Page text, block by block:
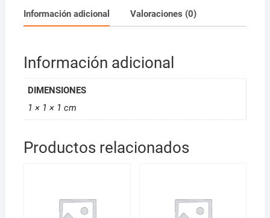
Información adicional Valoraciones (0)
Información adicional
DIMENSIONES
1 × 1 × 1 cm
Productos relacionados